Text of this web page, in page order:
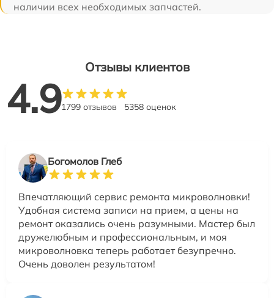
наличии всех необходимых запчастей.
Отзывы клиентов
4.91799 отзывов 5358 оценок
Богомолов Глеб
Впечатляющий сервис ремонта микроволновки!
Удобная система записи на прием, а цены на
ремонт оказались очень разумными. Мастер был
дружелюбным и профессиональным, и моя
микроволновка теперь работает безупречно.
Очень доволен результатом!